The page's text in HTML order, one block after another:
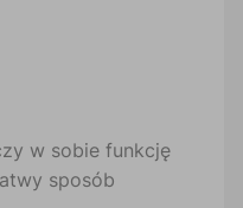
w sobie funkcję
sposób